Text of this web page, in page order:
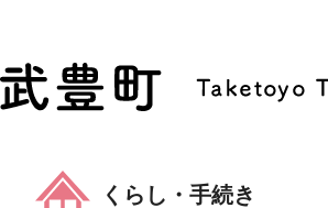
くらし・手続き